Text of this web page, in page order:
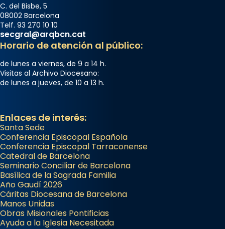
C. del Bisbe, 5
08002 Barcelona
Telf. 93 270 10 10
secgral@arqbcn.cat
Horario de atención al público:
de lunes a viernes, de 9 a 14 h.
Visitas al Archivo Diocesano:
de lunes a jueves, de 10 a 13 h.
Enlaces de interés:
Santa Sede
Conferencia Episcopal Española
Conferencia Episcopal Tarraconense
Catedral de Barcelona
Seminario Conciliar de Barcelona
Basílica de la Sagrada Familia
Año Gaudí 2026
Cáritas Diocesana de Barcelona
Manos Unidas
Obras Misionales Pontificias
Ayuda a la Iglesia Necesitada